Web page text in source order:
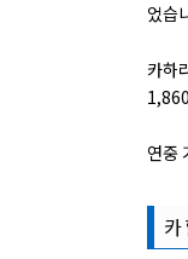
었습
카하
연중